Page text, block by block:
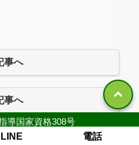
事へ
事へ
導国家資格308号
LINE 電話